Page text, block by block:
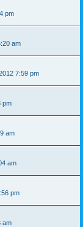
pm
am
7:59 pm
pm
am
am
pm
am